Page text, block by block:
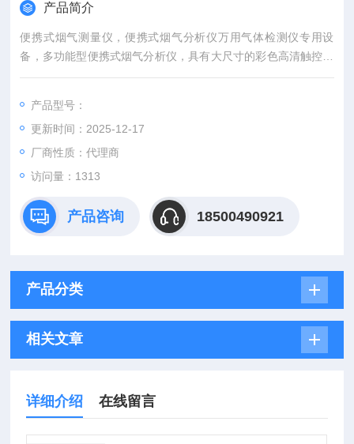
产品简介
便携式烟气测量仪，便携式烟气分析仪万用气体检测仪专用设
备，多功能型便携式烟气分析仪，具有大尺寸的彩色高清触控显
示屏，参数O2, CO, CO2, NO, NOx
产品型号：
更新时间：2025-12-17
厂商性质：代理商
访问量：1313
产品咨询 18500490921
产品分类
相关文章
详细介绍 在线留言